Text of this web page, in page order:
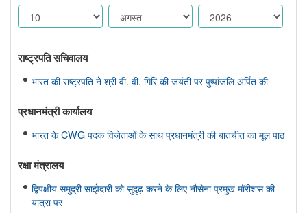
राष्ट्रपति सचिवालय
भारत की राष्ट्रपति ने श्री वी. वी. गिरि की जयंती पर पुष्पांजलि अर्पित की
प्रधानमंत्री कार्यालय
भारत के CWG पदक विजेताओं के साथ प्रधानमंत्री की बातचीत का मूल पाठ
रक्षा मंत्रालय
द्विपक्षीय समुद्री साझेदारी को सुदृढ़ करने के लिए नौसेना प्रमुख मॉरीशस की
यात्रा पर